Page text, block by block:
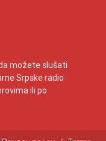
možete slušati
Srpske radio
ili po